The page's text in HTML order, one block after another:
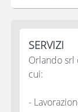
SERVIZI
Orlando srl
cui:
-